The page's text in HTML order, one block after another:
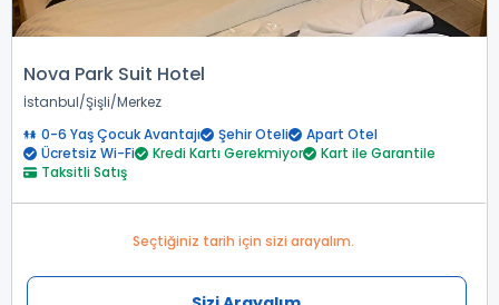
Nova Park Suit Hotel
İstanbul Şişli Merkez
0-6 Yaş Çocuk Avantajı
Şehir Oteli
Apart Otel
Ücretsiz Wi-Fi
Kredi Kartı Gerekmiyor
Kart ile Garantile
Taksitli Satış
Seçtiğiniz tarih için sizi arayalım.